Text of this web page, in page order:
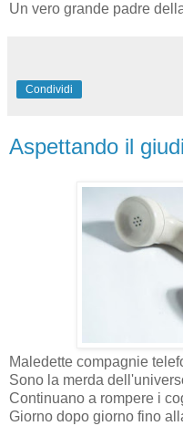
Un vero grande padre
Condividi
Aspettando il
Maledette compagnie
Sono la merda
Continuano a rompere i
Giorno dopo giorno fino